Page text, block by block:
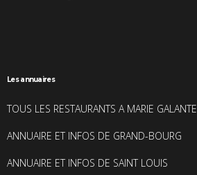
Les annuaires
TOUS LES RESTAURANTS A MARIE GALANTE
ANNUAIRE ET INFOS DE GRAND-BOURG
ANNUAIRE ET INFOS DE SAINT LOUIS